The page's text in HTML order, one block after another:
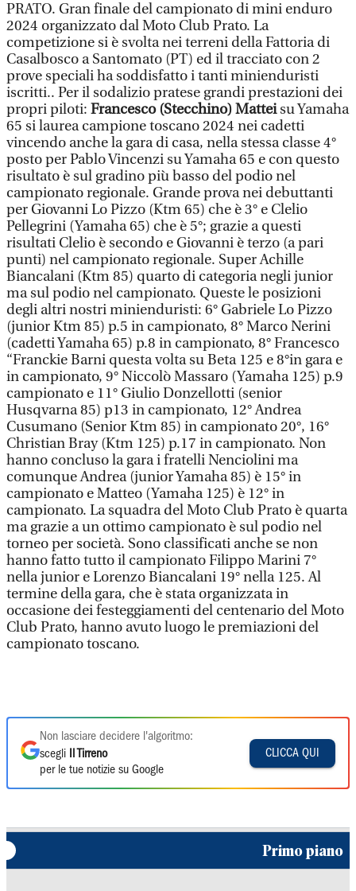
PRATO. Gran finale del campionato di mini enduro
2024 organizzato dal Moto Club Prato. La
competizione si è svolta nei terreni della Fattoria di
Casalbosco a Santomato (PT) ed il tracciato con 2
prove speciali ha soddisfatto i tanti minienduristi
iscritti.. Per il sodalizio pratese grandi prestazioni dei
propri piloti: Francesco (Stecchino) Matteisu Yamaha
65 si laurea campione toscano 2024 nei cadetti
vincendo anche la gara di casa, nella stessa classe 4°
posto per Pablo Vincenzi su Yamaha 65 e con questo
risultato è sul gradino più basso del podio nel
campionato regionale. Grande prova nei debuttanti
per Giovanni Lo Pizzo (Ktm 65) che è 3° e Clelio
Pellegrini (Yamaha 65) che è 5°; grazie a questi
risultati Clelio è secondo e Giovanni è terzo (a pari
punti) nel campionato regionale. Super Achille
Biancalani (Ktm 85) quarto di categoria negli junior
ma sul podio nel campionato. Queste le posizioni
degli altri nostri minienduristi: 6° Gabriele Lo Pizzo
(junior Ktm 85) p.5 in campionato, 8° Marco Nerini
(cadetti Yamaha 65) p.8 in campionato, 8° Francesco
“Franckie Barni questa volta su Beta 125 e 8°in gara e
in campionato, 9° Niccolò Massaro (Yamaha 125) p.9
campionato e 11° Giulio Donzellotti (senior
Husqvarna 85) p13 in campionato, 12° Andrea
Cusumano (Senior Ktm 85) in campionato 20°, 16°
Christian Bray (Ktm 125) p.17 in campionato. Non
hanno concluso la gara i fratelli Nenciolini ma
comunque Andrea (junior Yamaha 85) è 15° in
campionato e Matteo (Yamaha 125) è 12° in
campionato. La squadra del Moto Club Prato è quarta
ma grazie a un ottimo campionato è sul podio nel
torneo per società. Sono classificati anche se non
hanno fatto tutto il campionato Filippo Marini 7°
nella junior e Lorenzo Biancalani 19° nella 125. Al
termine della gara, che è stata organizzata in
occasione dei festeggiamenti del centenario del Moto
Club Prato, hanno avuto luogo le premiazioni del
campionato toscano.
Non lasciare decidere l'algoritmo:
scegli
Il Tirreno
per le tue notizie su Google
CLICCA QUI
Primo piano